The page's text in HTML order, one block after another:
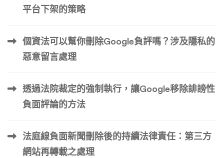
平台下架的策略
個資法可以幫你刪除Google負評嗎？涉及隱私的
惡意留言處理
透過法院裁定的強制執行，讓Google移除誹謗性
負面評論的方法
法庭線負面新聞刪除後的持續法律責任：第三方
網站再轉載之處理